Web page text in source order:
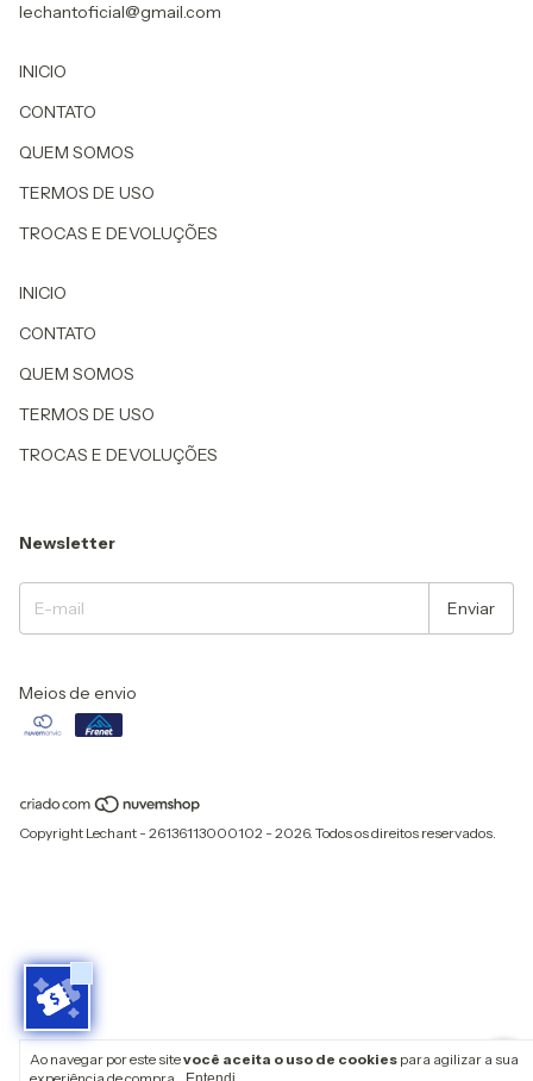
Ao navegar por este sitevocê aceita o uso de cookies para agilizar a sua
lechantoficial@gmail.com
INICIO
CONTATO
QUEM SOMOS
TERMOS DE USO
TROCAS E DEVOLUÇÕES
INICIO
CONTATO
QUEM SOMOS
TERMOS DE USO
TROCAS E DEVOLUÇÕES
Newsletter
Meios de envio
Copyright Lechant - 26136113000102 - 2026. Todos os direitos reservados.